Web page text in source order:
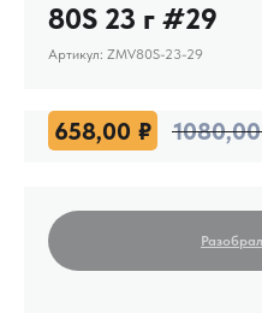
80S 23 г #29
Артикул: ZMV80S-23-29
658,00 ₽ 1080,00